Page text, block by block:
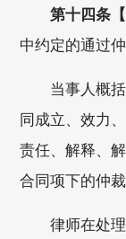
第十四条
中约定的通过
当事人概
同成立、效力
责任、解释、
合同项下的仲裁
律师在处